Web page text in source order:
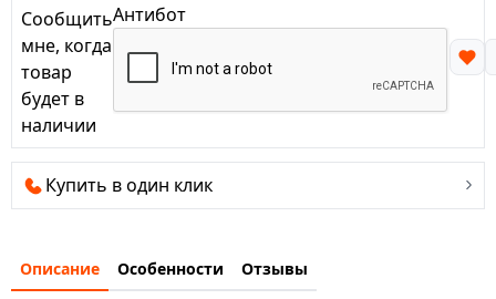
Сообщить
мне, когда
товар
будет в
наличии
Антибот
Купить в один клик
Описание Особенности Отзывы